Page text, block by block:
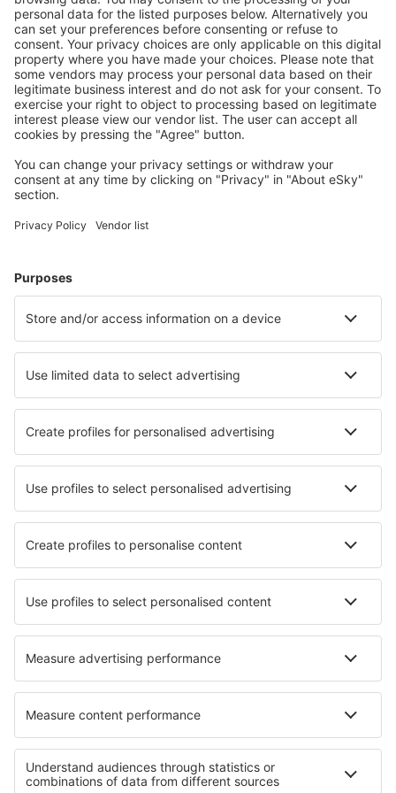
Wählen Sie aus über 1,3 Millionen Unterkünften: Hotels,
Hütten, Apartments und andere.
Meist gesuchte Hotels von eSky-Nutzern
Hotels in Costa Rica - Beliebte Städte
Hotels in San Jose Hotels in Puerto Viejo
Hotels in Carate Hotels in Monteverde
Die besten Hotels - Städte
Hotels in Lusambo Hotels Kispiox
Hotels in Weissensee Hotels in Salin-de-Giraud
Hotels in Pieve a Presciano Hotels in Lincoln Park
Hotels in Logonna-Daoulas
Die besten Hotels - Regionen
Hotels in Tortuguero National Park
Hotels in Marino Ballena National Park
Hotels in Arenal Volcano National Park
Hotels in Gulf of Papagayo Hotels in Upper Zemplin